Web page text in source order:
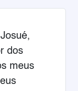
dos
meus